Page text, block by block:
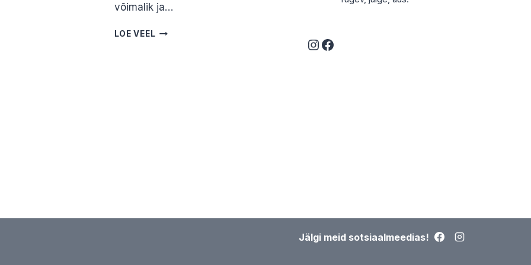
võimalik ja…
LOE VEEL KUIDAS
Instagram
Facebook
Jälgi meid sotsiaalmeedias!